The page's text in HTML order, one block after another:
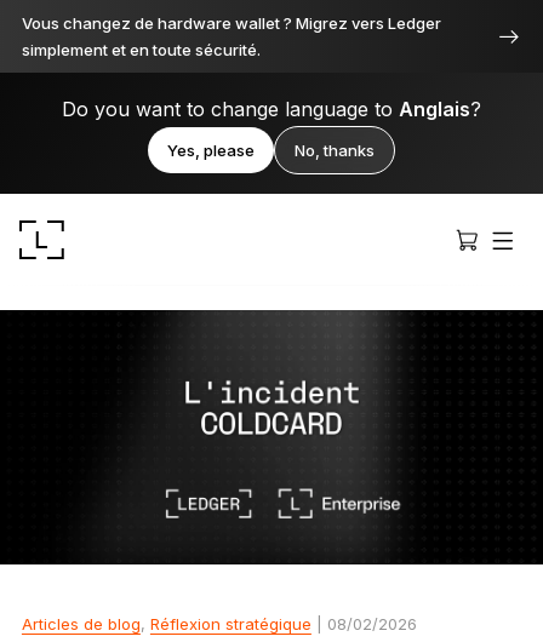
Vous changez de hardware wallet ? Migrez vers Ledger
simplement et en toute sécurité.
Do you want to change language to Anglais?
Yes, please No, thanks
Ledger Stax
Articles de blog, Réflexion stratégique | 08/02/2026